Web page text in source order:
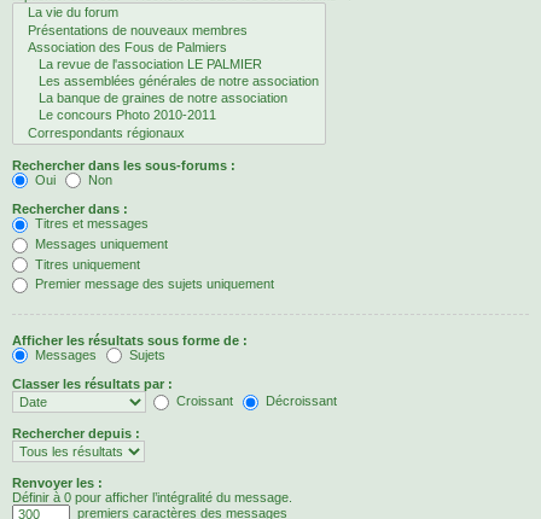
Rechercher dans les sous-forums :
Oui
Non
Rechercher dans :
Titres et messages
Messages uniquement
Titres uniquement
Premier message des sujets uniquement
Afficher les résultats sous forme de :
Messages
Sujets
Classer les résultats par :
Croissant
Décroissant
Rechercher depuis :
Renvoyer les :
Définir à 0 pour afficher l’intégralité du message.
premiers caractères des messages